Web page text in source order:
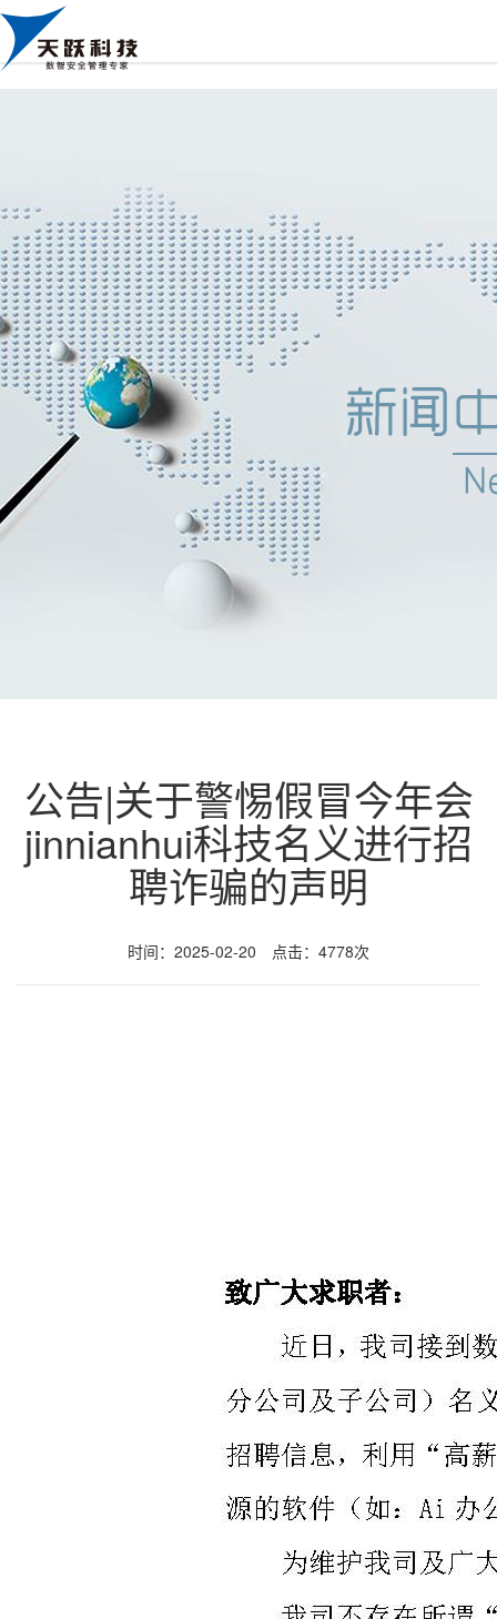
公告|关于警惕假冒今年会
jinnianhui科技名义进行招
聘诈骗的声明
时间：2025-02-20 点击：4778次